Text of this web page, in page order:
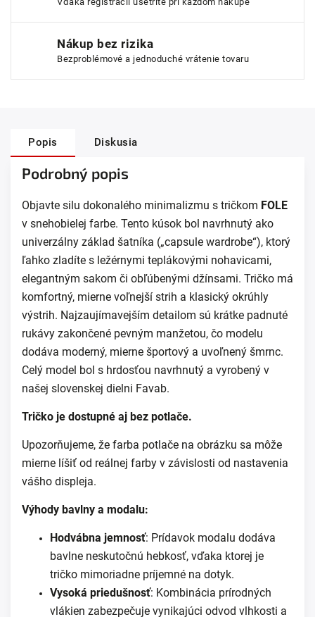
Nákup bez rizika
Bezproblémové a jednoduché vrátenie tovaru
Popis Diskusia
Podrobný popis
Objavte silu dokonalého minimalizmu s tričkom FOLE
v snehobielej farbe. Tento kúsok bol navrhnutý ako
univerzálny základ šatníka („capsule wardrobe“), ktorý
ľahko zladíte s ležérnymi teplákovými nohavicami,
elegantným sakom či obľúbenými džínsami. Tričko má
komfortný, mierne voľnejší strih a klasický okrúhly
výstrih. Najzaujímavejším detailom sú krátke padnuté
rukávy zakončené pevným manžetou, čo modelu
dodáva moderný, mierne športový a uvoľnený šmrnc.
Celý model bol s hrdosťou navrhnutý a vyrobený v
našej slovenskej dielni Favab.
Tričko je dostupné aj bez potlače.
Upozorňujeme, že farba potlače na obrázku sa môže
mierne líšiť od reálnej farby v závislosti od nastavenia
vášho displeja.
Výhody bavlny a modalu:
Hodvábna jemnosť: Prídavok modalu dodáva
bavlne neskutočnú hebkosť, vďaka ktorej je
tričko mimoriadne príjemné na dotyk.
Vysoká priedušnosť: Kombinácia prírodných
vlákien zabezpečuje vynikajúci odvod vlhkosti a